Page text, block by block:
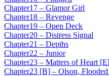
Chapter17 – Glamor Girl
Chapter18 – Revenge
Chapter19 – Open Deck
Chapter20 – Distress Signal
Chapter21 – Depths
Chapter22 – Junior
Chapter23 – Matters of Heart
Chapter23 [B] – Olson,